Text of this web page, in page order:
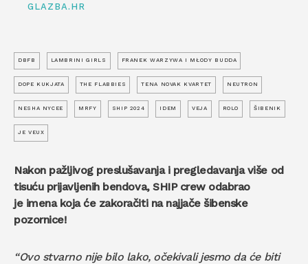
GLAZBA.HR
DBFB LAMBRINI GIRLS FRANEK WARZYWA I MŁODY BUDDA
DOPE KUKJATA THE FLABBIES TENA NOVAK KVARTET NEUTRON
NESHA NYCEE MRFY SHIP 2024 IDEM VEJA ROLO ŠIBENIK
JE VEUX
Nakon pažljivog preslušavanja i pregledavanja više od
tisuću prijavljenih bendova, SHIP crew odabrao
je imena koja će zakoračiti na najjače šibenske
pozornice!
“Ovo stvarno nije bilo lako, očekivali jesmo da će biti